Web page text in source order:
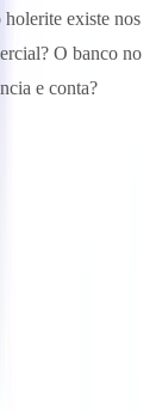
existe nos
O banco no
e conta?